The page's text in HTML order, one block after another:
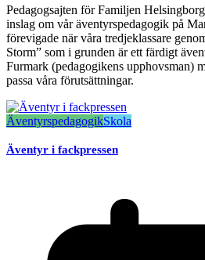
Pedagogsajten för Familjen
inslag om vår äventyrspedagogik på
förevigade när våra tredjeklassare
Storm” som i grunden är ett färdigt
Furmark (pedagogikens upphovsman)
passa våra förutsättningar.
ÄventyrspedagogikSkola
Äventyr i fackpressen